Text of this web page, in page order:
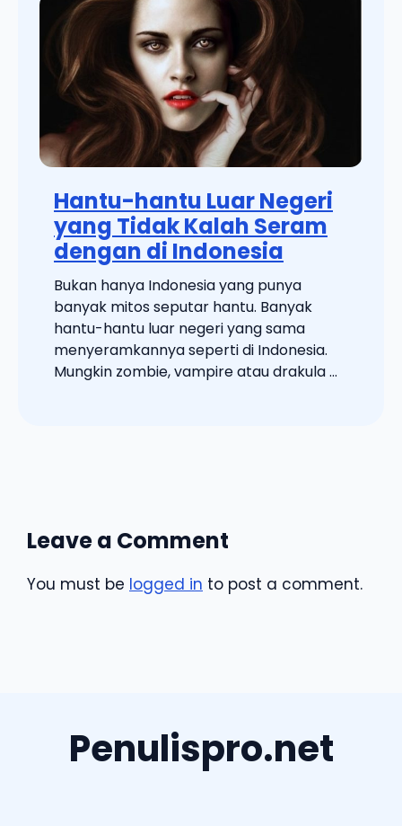
Hantu-hantu Luar Negeri
yang Tidak Kalah Seram
dengan di Indonesia
Bukan hanya Indonesia yang punya
banyak mitos seputar hantu. Banyak
hantu-hantu luar negeri yang sama
menyeramkannya seperti di Indonesia.
Mungkin zombie, vampire atau drakula ...
Leave a Comment
You must be logged in to post a comment.
Penulispro.net